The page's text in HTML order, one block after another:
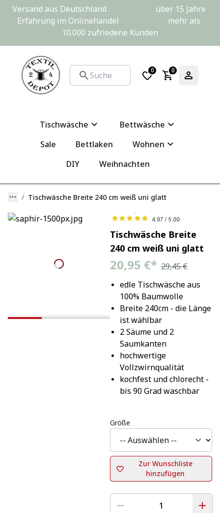
Versand aus Deutschland                         über 15 Jahre
Erfahrung im Onlinehandel                         mehr als
10.000 zufriedene Kunden
0 0
Tischwäsche
Bettwäsche
Sale
Bettlaken
Wohnen
DIY
Weihnachten
Tischwäsche Breite 240 cm weiß uni glatt
Tischwäsche Breite
240 cm weiß uni glatt
20,95 €* 29,45 €
edle Tischwäsche aus
100% Baumwolle
Breite 240cm - die Länge
ist wählbar
2 Säume und 2
Saumkanten
hochwertige
Vollzwirnqualität
kochfest und chlorecht -
bis 90 Grad waschbar
Größe
Zur Wunschliste
hinzufügen